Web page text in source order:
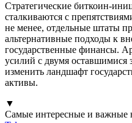
Стратегические биткоин-
сталкиваются с
не менее, отдельные штаты
альтернативные подходы к
государственные финансы.
усилий с двумя оставшимися
изменить ландшафт
активы.
▼
Самые интересные и важные